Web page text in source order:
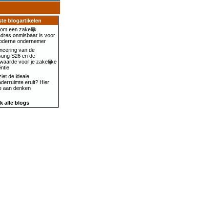
blogartikelen
een zakelijk
onmisbaar is voor
ondernemer
van de
S26 en de
voor je zakelijke
de ideale
eruit? Hier
aan denken
alle blogs